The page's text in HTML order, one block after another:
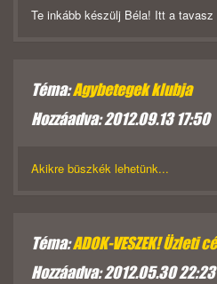
Te inkább készülj Béla! Itt a
Téma:Agybetegek klubja
Hozzáadva: 2012.09.13 17:50
Akikre büszkék lehetünk...
Téma:ADOK-VESZEK! Üzleti
Hozzáadva: 2012.05.30 22:23